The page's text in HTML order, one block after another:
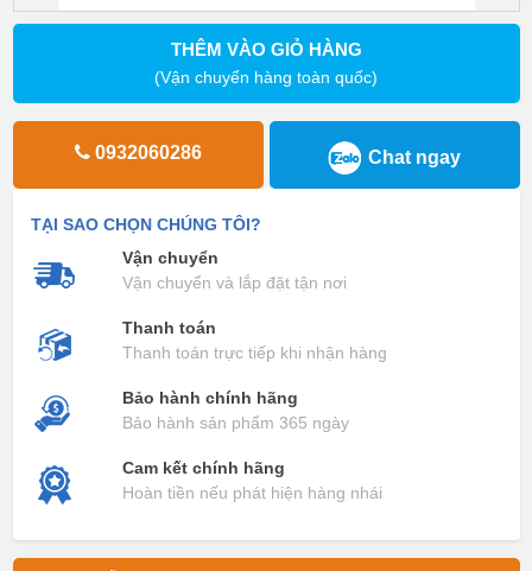
THÊM VÀO GIỎ HÀNG
(Vận chuyển hàng toàn quốc)
0932060286 Chat ngay
TẠI SAO CHỌN CHÚNG TÔI?
Vận chuyển
Vận chuyển và lắp đặt tận nơi
Thanh toán
Thanh toán trực tiếp khi nhận hàng
Bảo hành chính hãng
Bảo hành sản phẩm 365 ngày
Cam kết chính hãng
Hoàn tiền nếu phát hiện hàng nhái